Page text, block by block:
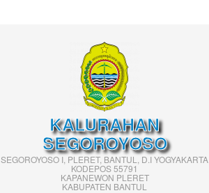
KALURAHAN
SEGOROYOSO
SEGOROYOSO I, PLERET, BANTUL, D.I YOGYAKARTA
KODEPOS 55791
KAPANEWON PLERET
KABUPATEN BANTUL